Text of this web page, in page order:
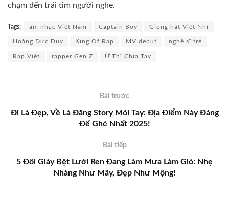
chạm đến trái tim người nghe.
Tags: âm nhạc Việt Nam Captain Boy Giọng hát Việt Nhí
Hoàng Đức Duy King Of Rap MV debut nghệ sĩ trẻ
Rap Việt rapper Gen Z Ừ Thì Chia Tay
Bài trước
Đi Là Đẹp, Về Là Đăng Story Mỏi Tay: Địa Điểm Này Đáng
Để Ghé Nhất 2025!
Bài tiếp
5 Đôi Giày Bệt Lưới Ren Đang Làm Mưa Làm Gió: Nhẹ
Nhàng Như Mây, Đẹp Như Mộng!